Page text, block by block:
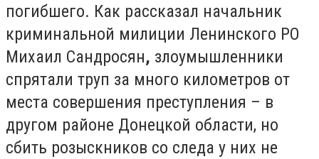
погибшего. Как рассказал начальник
криминальной милиции Ленинского РО
Михаил Сандросян, злоумышленники
спрятали труп за много километров от
места совершения преступления – в
другом районе Донецкой области, но
сбить розыскников со следа у них не